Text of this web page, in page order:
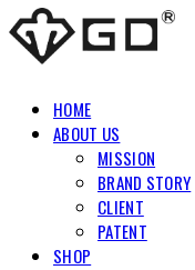
HOME
ABOUT US
MISSION
BRAND STORY
CLIENT
PATENT
SHOP